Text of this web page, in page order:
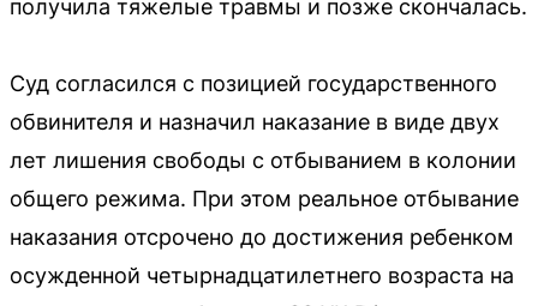
получила тяжелые травмы и позже скончалась.
Суд согласился с позицией государственного
обвинителя и назначил наказание в виде двух
лет лишения свободы с отбыванием в колонии
общего режима. При этом реальное отбывание
наказания отсрочено до достижения ребенком
осужденной четырнадцатилетнего возраста на